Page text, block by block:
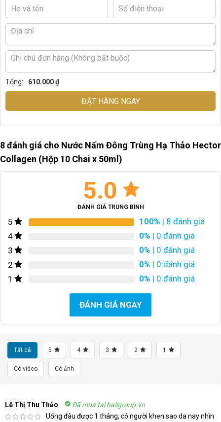
Tổng: 610.000 ₫
ĐẶT HÀNG NGAY
8 đánh giá cho Nước Nấm Đông Trùng Hạ Thảo Hector
Collagen (Hộp 10 Chai x 50ml)
5.0
ĐÁNH GIÁ TRUNG BÌNH
5 100% | 8 đánh giá
4
0% | 0 đánh giá
3
0% | 0 đánh giá
2
0% | 0 đánh giá
1
0% | 0 đánh giá
ĐÁNH GIÁ NGAY
Tất cả 5 4 3 2 1
Có video Có ảnh
Lê Thị Thu Thảo
Đã mua tại haligroup.vn
Uống đâu được 1 tháng, có người khen sao da nay nhìn